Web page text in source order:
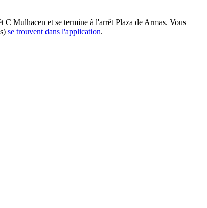
Mulhacen et se termine à l'arrêt Plaza de Armas. Vous
se trouvent dans l'application.